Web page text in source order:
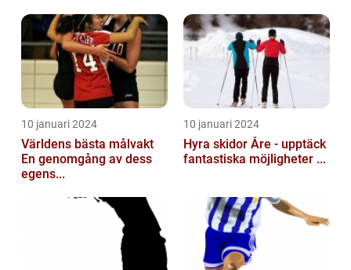
10 januari 2024
Världens bästa målvakt
En genomgång av dess
egens...
10 januari 2024
Hyra skidor Åre - upptäck
fantastiska möjligheter ...